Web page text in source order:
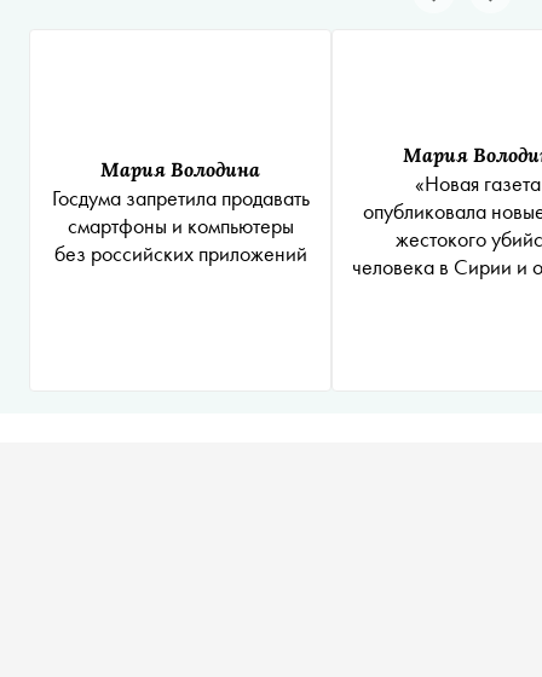
Мария Володина
Госдума запретила продавать
смартфоны и компьютеры
без российских приложений
Мария
«Новая
опубликовала
жестокого
человека в Сирии и